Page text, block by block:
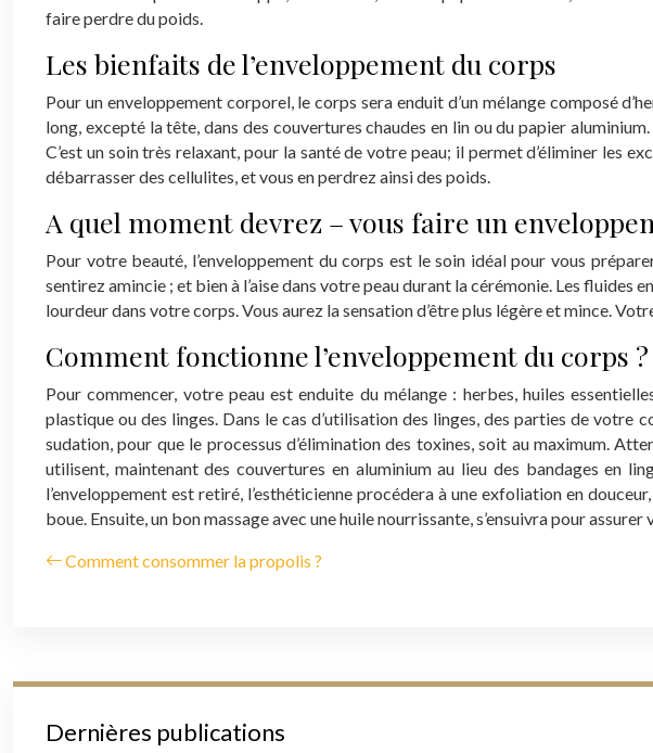
faire perdre du poids.
Les bienfaits de l’enveloppement du corps
Pour un enveloppement corporel, le corps sera enduit d’un mélange composé
long, excepté la tête, dans des couvertures chaudes en lin ou du papier
C’est un soin très relaxant, pour la santé de votre peau; il permet d’éliminer les
débarrasser des cellulites, et vous en perdrez ainsi des poids.
A quel moment devrez – vous faire un
Pour votre beauté, l’enveloppement du corps est le soin idéal pour vous
sentirez amincie ; et bien à l’aise dans votre peau durant la cérémonie. Les fluides
lourdeur dans votre corps. Vous aurez la sensation d’être plus légère et mince.
Comment fonctionne l’enveloppement du corps ?
Pour commencer, votre peau est enduite du mélange : herbes, huiles
plastique ou des linges. Dans le cas d’utilisation des linges, des parties de votre
sudation, pour que le processus d’élimination des toxines, soit au maximum.
utilisent, maintenant des couvertures en aluminium au lieu des bandages en
l’enveloppement est retiré, l’esthéticienne procédera à une exfoliation en
boue. Ensuite, un bon massage avec une huile nourrissante, s’ensuivra pour
Comment consommer la propolis ?
Dernières publications